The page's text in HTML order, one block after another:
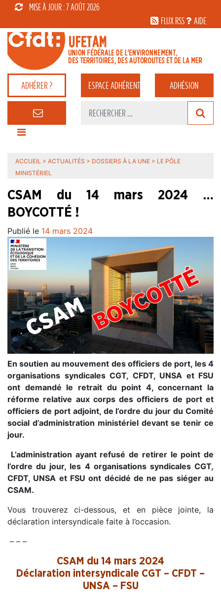
MISE À JOUR : 7 AOÛT 2026
FLUX RSS
AIDE
ADHÉRER ? ESPACEADHÉRENT ADHÉSION
ACCUEIL > ACTUALITÉS > DOSSIERS À LA UNE > LE PÔLE
MINISTÉRIEL
CSAM du 14 mars 2024 …
BOYCOTTÉ !
Publié le 14 mars 2024
En soutien au mouvement des officiers de port, les 4
organisations syndicales CGT, CFDT, UNSA et FSU
ont demandé le retrait du point 4, concernant la
réforme relative aux corps des officiers de port et
officiers de port adjoint, de l’ordre du jour du Comité
social d’administration ministériel devant se tenir ce
jour.
L’administration ayant refusé de retirer le point de
l’ordre du jour, les 4 organisations syndicales CGT,
CFDT, UNSA et FSU ont décidé de ne pas siéger au
CSAM.
Vous trouverez ci-dessous, et en pièce jointe, la
déclaration intersyndicale faite à l’occasion.
– – –
CSAM du 14 mars 2024
Déclaration intersyndicale CGT – CFDT –
UNSA – FSU